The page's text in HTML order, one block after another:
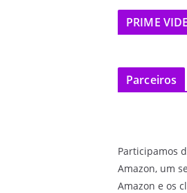
PRIME
Parceiros
Participamos
Amazon, um
Amazon e os